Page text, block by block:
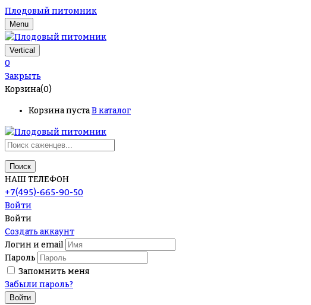
Плодовый питомник
Menu
Vertical
0
Закрыть
Корзина(0)
Корзина пустаВ каталог
Поиск
НАШ ТЕЛЕФОН
+7(495)-665-90-50
Войти
Войти
Создать аккаунт
Логин и email
Пароль
Запомнить меня
Забыли пароль?